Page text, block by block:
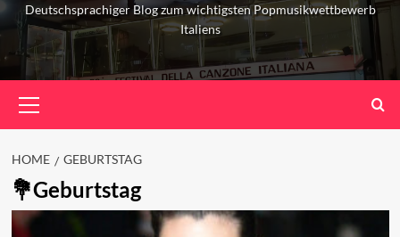
Deutschsprachiger Blog zum wichtigsten Popmusikwettbewerb
Italiens
Menu
HOME GEBURTSTAG
Geburtstag